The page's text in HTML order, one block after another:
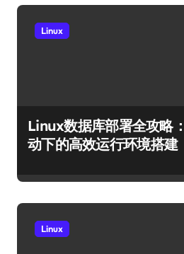
Linux
Linux数据库部署全攻略
动下的高效运行环境搭建
Linux